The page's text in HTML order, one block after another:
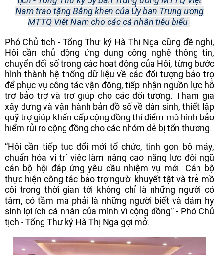
Nam trao tặng Bằng khen của Ủy ban Trung ương
MTTQ Việt Nam cho các cá nhân tiêu biểu
Phó Chủ tịch - Tổng Thư ký Hà Thị Nga cũng đề nghị,
Hội cần chủ động ứng dụng công nghệ thông tin,
chuyển đổi số trong các hoạt động của Hội, từng bước
hình thành hệ thống dữ liệu về các đối tượng bảo trợ
để phục vụ công tác vận động, tiếp nhận nguồn lực hỗ
trợ bảo trợ và trợ giúp cho các đối tượng. Tham gia
xây dựng và vận hành bản đồ số về dân sinh, thiết lập
quỹ trợ giúp khẩn cấp cộng đồng thí điểm mô hình bảo
hiểm rủi ro cộng đồng cho các nhóm dễ bị tổn thương.
“Hội cần tiếp tục đổi mới tổ chức, tinh gọn bộ máy,
chuẩn hóa vị trí việc làm nâng cao năng lực đội ngũ
cán bộ hội đáp ứng yêu cầu nhiệm vụ mới. Cán bộ
thực hiện công tác bảo trợ người khuyết tật và trẻ mồ
côi trong thời gian tới không chỉ là những người có
tâm, có tầm mà phải là những người biết và dám hy
sinh lợi ích cá nhân của mình vì cộng đồng” - Phó Chủ
tịch - Tổng Thư ký Hà Thị Nga gợi mở.